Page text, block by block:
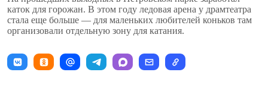
каток для горожан. В этом году ледовая арена у драмтеатра
стала еще больше — для маленьких любителей коньков там
организовали отдельную зону для катания.